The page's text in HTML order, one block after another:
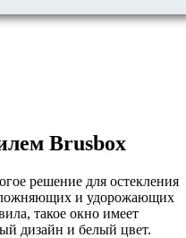
Brusbox
решение для остекления
и удорожающих
такое окно имеет
дизайн и белый цвет.